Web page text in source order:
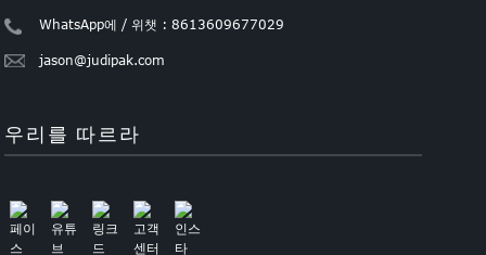
WhatsApp에 / 위챗 : 8613609677029
jason@judipak.com
우리를 따르라